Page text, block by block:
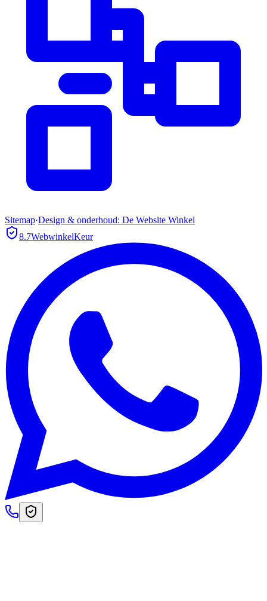
Sitemap·Design & onderhoud: De Website Winkel
8.7WebwinkelKeur